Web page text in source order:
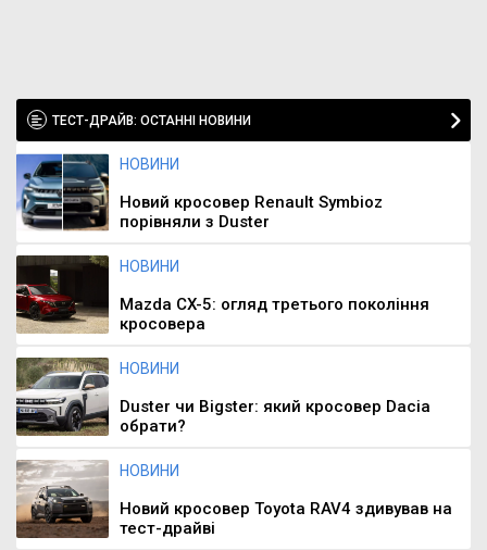
ТЕСТ-ДРАЙВ: ОСТАННІ НОВИНИ
НОВИНИ
Новий кросовер Renault Symbioz
порівняли з Duster
НОВИНИ
Mazda CX-5: огляд третього покоління
кросовера
НОВИНИ
Duster чи Bigster: який кросовер Dacia
обрати?
НОВИНИ
Новий кросовер Toyota RAV4 здивував на
тест-драйві